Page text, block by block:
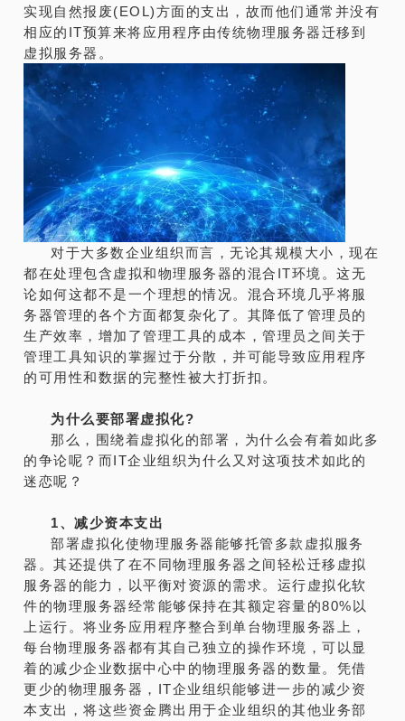
实现自然报废(EOL)方面的支出，故而他们通常并没有
相应的IT预算来将应用程序由传统物理服务器迁移到
虚拟服务器。
对于大多数企业组织而言，无论其规模大小，现在
都在处理包含虚拟和物理服务器的混合IT环境。这无
论如何这都不是一个理想的情况。混合环境几乎将服
务器管理的各个方面都复杂化了。其降低了管理员的
生产效率，增加了管理工具的成本，管理员之间关于
管理工具知识的掌握过于分散，并可能导致应用程序
的可用性和数据的完整性被大打折扣。
为什么要部署虚拟化?
那么，围绕着虚拟化的部署，为什么会有着如此多
的争论呢？而IT企业组织为什么又对这项技术如此的
迷恋呢？
1、减少资本支出
部署虚拟化使物理服务器能够托管多款虚拟服务
器。其还提供了在不同物理服务器之间轻松迁移虚拟
服务器的能力，以平衡对资源的需求。运行虚拟化软
件的物理服务器经常能够保持在其额定容量的80%以
上运行。将业务应用程序整合到单台物理服务器上，
每台物理服务器都有其自己独立的操作环境，可以显
着的减少企业数据中心中的物理服务器的数量。凭借
更少的物理服务器，IT企业组织能够进一步的减少资
本支出，将这些资金腾出用于企业组织的其他业务部